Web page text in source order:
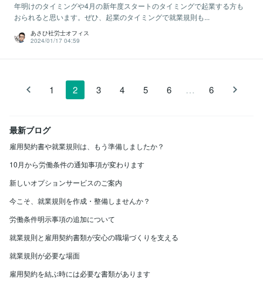
年明けのタイミングや4月の新年度スタートのタイミングで起業する方も
おられると思います。ぜひ、起業のタイミングで就業規則も...
あさひ社労士オフィス
2024/01/17 04:59
1 2 3 4 5 6 … 6
最新ブログ
雇用契約書や就業規則は、もう準備しましたか？
10月から労働条件の通知事項が変わります
新しいオプションサービスのご案内
今こそ、就業規則を作成・整備しませんか？
労働条件明示事項の追加について
就業規則と雇用契約書類が安心の職場づくりを支える
就業規則が必要な場面
雇用契約を結ぶ時には必要な書類があります